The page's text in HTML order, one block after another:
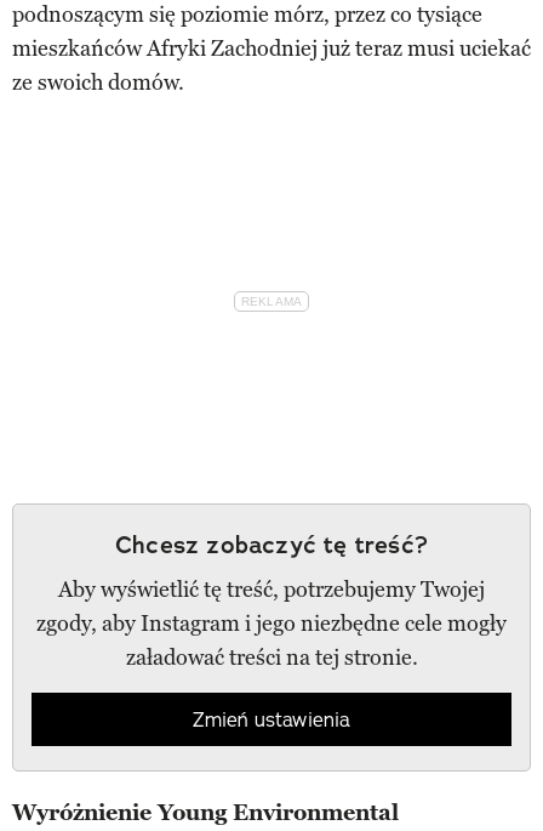
podnoszącym się poziomie mórz, przez co tysiące
mieszkańców Afryki Zachodniej już teraz musi uciekać
ze swoich domów.
Chcesz zobaczyć tę treść?
Aby wyświetlić tę treść, potrzebujemy Twojej
zgody, aby Instagram i jego niezbędne cele mogły
załadować treści na tej stronie.
Zmień ustawienia
Wyróżnienie Young Environmental